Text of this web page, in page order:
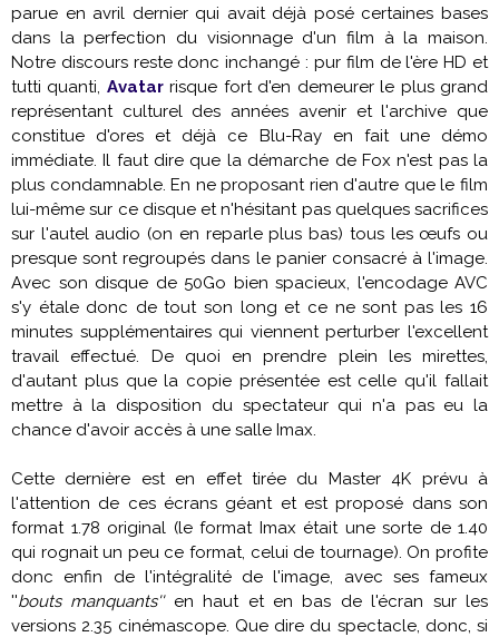
parue en avril dernier qui avait déjà posé certaines bases
dans la perfection du visionnage d'un film à la maison.
Notre discours reste donc inchangé : pur film de l'ère HD et
tutti quanti, Avatarrisque fort d'en demeurer le plus grand
représentant culturel des années avenir et l'archive que
constitue d'ores et déjà ce Blu-Ray en fait une démo
immédiate. Il faut dire que la démarche de Fox n'est pas la
plus condamnable. En ne proposant rien d'autre que le film
lui-même sur ce disque et n'hésitant pas quelques sacrifices
sur l'autel audio (on en reparle plus bas) tous les œufs ou
presque sont regroupés dans le panier consacré à l'image.
Avec son disque de 50Go bien spacieux, l'encodage AVC
s'y étale donc de tout son long et ce ne sont pas les 16
minutes supplémentaires qui viennent perturber l'excellent
travail effectué. De quoi en prendre plein les mirettes,
d'autant plus que la copie présentée est celle qu'il fallait
mettre à la disposition du spectateur qui n'a pas eu la
chance d'avoir accès à une salle Imax.
Cette dernière est en effet tirée du Master 4K prévu à
l'attention de ces écrans géant et est proposé dans son
format 1.78 original (le format Imax était une sorte de 1.40
qui rognait un peu ce format, celui de tournage). On profite
donc enfin de l'intégralité de l'image, avec ses fameux
''bouts manquants''en haut et en bas de l'écran sur les
versions 2.35 cinémascope. Que dire du spectacle, donc, si